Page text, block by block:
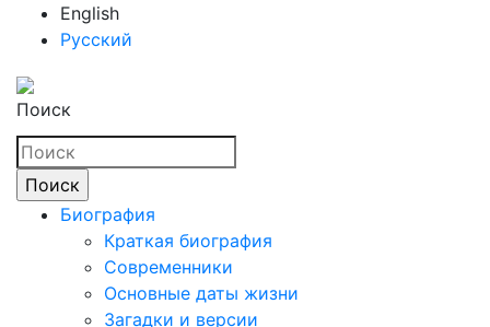
English
Русский
Поиск
Биография
Краткая биография
Современники
Основные даты жизни
Загадки и версии